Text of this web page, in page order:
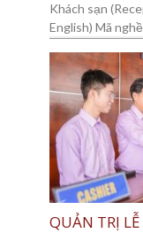
Khách sạn
English) Mã
QUẢN TRỊ